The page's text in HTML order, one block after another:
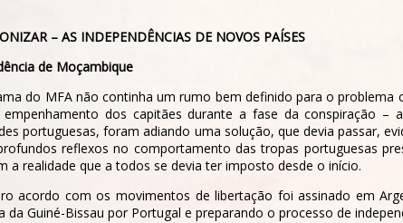
– AS INDEPENDÊNCIAS DE NOVOS PAÍSES
de Moçambique
do MFA não continha um rumo bem definido para o
dos capitães durante a fase da conspiração –
portuguesas, foram adiando uma solução, que devia passar,
reflexos no comportamento das tropas portuguesas
a realidade que a todos se devia ter imposto desde o início.
acordo com os movimentos de libertação foi assinado em
da Guiné-Bissau por Portugal e preparando o processo de